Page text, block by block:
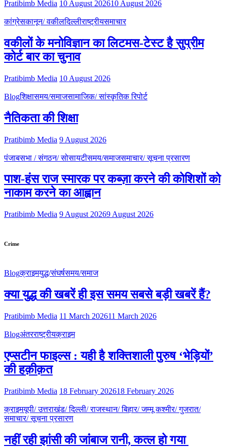
Pratibimb Media 10 August 202610 August 2026
कांग्रेसकानून/ वकीलदिल्लीराष्ट्रीयसमाचार
वकीलों के मनोविज्ञान का लिटमस-टेस्‍ट है सुप्रीम
कोर्ट बार का चुनाव
Pratibimb Media 10 August 2026
Blogशिक्षासमय/समाजसामाजिक/ सांस्कृतिक रिपोर्ट
नैतिकता की शिक्षा
Pratibimb Media 9 August 2026
पंजाबसभा / संगठन/ सोसायटीसमय/समाजसमाचार/ सूचना प्रसारण
पाश-हंस राज स्मारक पर कब्ज़ा करने की कोशिशों को
नाकाम करने का आह्वान
Pratibimb Media 9 August 20269 August 2026
Crime
Blogक्राइमयुद्ध/संघर्षसमय/समाज
क्या युद्ध की खबरें ही इस समय सबसे बड़ी खबरें हैं?
Pratibimb Media 11 March 202611 March 2026
Blogअंतरराष्ट्रीयक्राइम
एप्सटीन फाइल्स : यही है शक्तिशाली पुरुष ‘भेड़ियों’
की हक़ीक़त
Pratibimb Media 18 February 202618 February 2026
क्राइमयूपी/ उत्तराखंड/ दिल्ली/ राजस्थान/ बिहार/ जम्मू कश्मीर/ गुजरात/
समाचार/ सूचना प्रसारण
नहीं रही झांसी की जांंबाज रानी, कत्‍ल हो गया